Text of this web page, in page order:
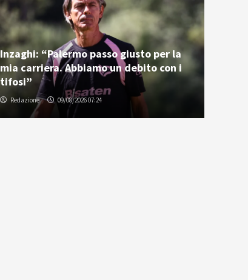
Inzaghi: “Palermo passo giusto per la
mia carriera. Abbiamo un debito con i
tifosi”
Redazione 09/08/2026 07:24